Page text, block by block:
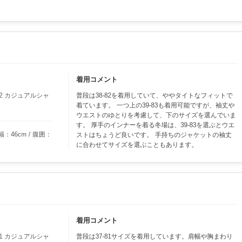
カジュアルシャ
：46cm / 腹囲：
着用コメント
普段は38-82を着用していて、ややタイトなフィットで
着ています。 一つ上の39-83も着用可能ですが、袖丈や
ウエストのゆとりを考慮して、下のサイズを選んでいま
す。 厚手のインナーを着る冬場は、39-83を選ぶとウエ
ストはちょうど良いです。 手持ちのジャケットの袖丈
に合わせてサイズを選ぶこともあります。
カジュアルシャ
着用コメント
普段は37-81サイズを着用しています。肩幅や胸まわり